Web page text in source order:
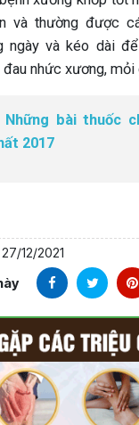
và thường được
ngày và kéo dài
đau nhức xương,
Những bài thuốc
2017
12/2021